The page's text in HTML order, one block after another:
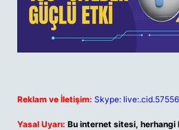
Reklam ve İletişim: Skype:
Yasal Uyarı: Bu internet sitesi, herhangi